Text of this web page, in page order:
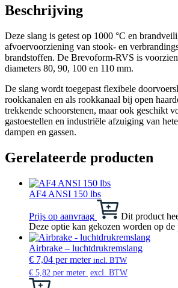
Beschrijving
Deze slang is getest op 1000 °C en
afvoervoorziening van stook- en
brandstoffen. De Brevoform-RVS is
diameters 80, 90, 100 en 110 mm.
De slang wordt toegepast flexibele
rookkanalen en als rookkanaal bij open
trekkende schoorstenen, maar ook geschikt
gastoestellen en industriële afzuiging van
dampen en gassen.
Gerelateerde producten
AF4 ANSI 150 lbs
Prijs op aanvraag
Dit product
Deze optie kan gekozen worden op de
Airbrake – luchtdrukremslang
€ 7,04 per meter incl. BTW
€ 5,82 per meter excl. BTW